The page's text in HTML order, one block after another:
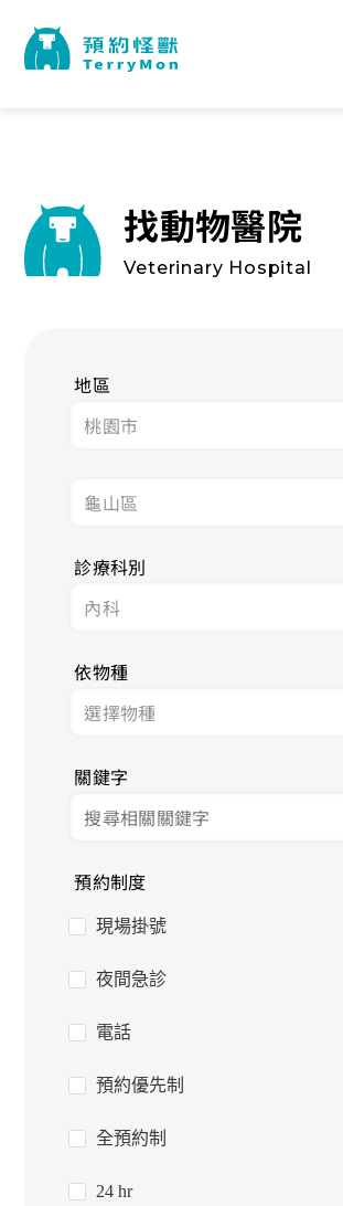
找動物醫院
Veterinary Hospital
地區
診療科別
依物種
關鍵字
預約制度
現場掛號
夜間急診
電話
預約優先制
全預約制
24 hr